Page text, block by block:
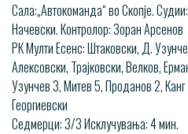
Сала:„Автокоманда“ во Скопје.
Начевски. Контролор: Зоран Арсенов
РК Мулти Есенс: Штаковски, Д.
Алексовски, Трајковски, Велков,
Узунчев 3, Митев 5, Проданов 2,
Георгиевски
Седмерци: 3/3 Исклучувања: 4 мин.